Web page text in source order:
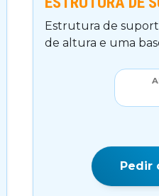
Estrutura de
de altura e uma
Pedir